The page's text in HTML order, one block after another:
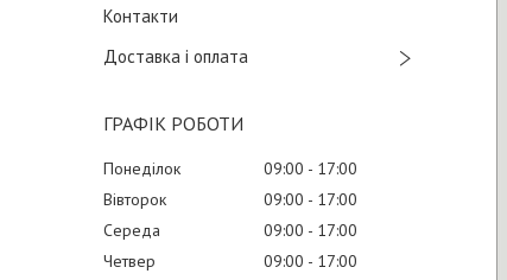
Контакти
Доставка і оплата
ГРАФІК РОБОТИ
Понеділок 09:00
17:00
Вівторок
09:00
17:00
Середа
09:00
17:00
Четвер
09:00
17:00